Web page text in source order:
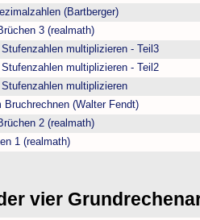
(Bartberger)
3 (realmath)
multiplizieren - Teil3
multiplizieren - Teil2
multiplizieren
Bruchrechnen (Walter Fendt)
2 (realmath)
1 (realmath)
vier